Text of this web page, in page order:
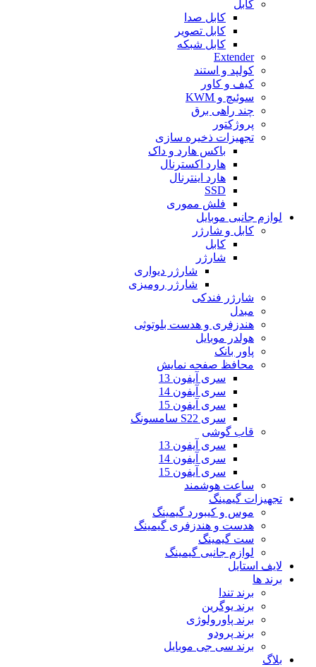
کابل
کابل صدا
کابل تصویر
کابل شبکه
Extender
کولپد و استند
کیف و کاور
سوئیچ و KWM
چند راهی برق
پروژکتور
تجهیزات ذخیره سازی
باکس هارد و داک
هارد اکسترنال
هارد اینترنال
SSD
فلش مموری
لوازم جانبی موبایل
کابل و شارژر
کابل
شارژر
شارژر دیواری
شارژر رومیزی
شارژر فندکی
مبدل
هندزفری و هدست بلوتوثی
هولدر موبایل
پاور بانک
محافظ صفحه نمایش
سری آیفون 13
سری آیفون 14
سری آیفون 15
سری S22 سامسونگ
قاب گوشی
سری آیفون 13
سری آیفون 14
سری آیفون 15
ساعت هوشمند
تجهیزات گیمینگ
موس و کیبورد گیمینگ
هدست و هندزفری گیمینگ
ست گیمینگ
لوازم جانبی گیمینگ
لایف استایل
برند ها
برند تندا
برند یوگرین
برند پاورولوژی
برند پرودو
برند سی جی موبایل
بلاگ